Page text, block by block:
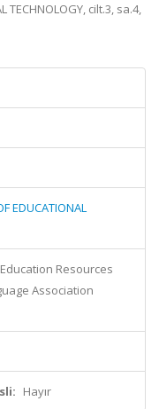
TECHNOLOGY, cilt.3, sa.4,
EDUCATIONAL
Resources
Association
Hayır